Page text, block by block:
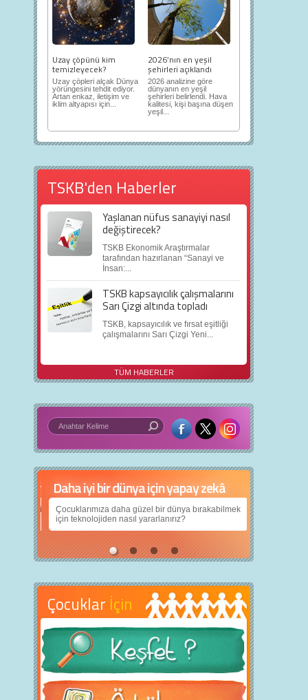
Uzay çöpünü kim
temizleyecek?
Uzay çöpleri alçak Dünya
yörüngesini tehdit ediyor.
Artan enkaz, iletişim ve
iklim altyapısı için...
2026’nın en yeşil
şehirleri açıklandı
2026 analizine göre
dünyanın en yeşil
şehirleri belirlendi. Hava
kalitesi, kişi başına düşen
yeşil...
TSKB'den Haberler
Yaşlanan nüfus sanayiyi nasıl
değiştirecek?
TSKB Ekonomik Araştırmalar
tarafından hazırlanan “Sanayi ve
İnsan:...
TSKB kapsayıcılık çalışmalarını
Sarı Çizgi altında topladı
TSKB, kapsayıcılık ve fırsat eşitliği
çalışmalarını Sarı Çizgi Yeni...
TÜM HABERLER
Daha iyi bir dünya için yapay zekâ
Çocuklarımıza daha güzel bir dünya bırakabilmek
için teknolojiden nasıl yararlanırız?
Çocuklar İçin